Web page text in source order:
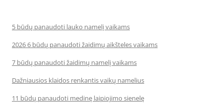
5 būdų panaudoti lauko namelį vaikams
2026 6 būdų panaudoti žaidimų aikšteles vaikams
7 būdų panaudoti žaidimų namelį vaikams
Dažniausios klaidos renkantis vaikų namelius
11 būdų panaudoti medinę laipiojimo sienelę